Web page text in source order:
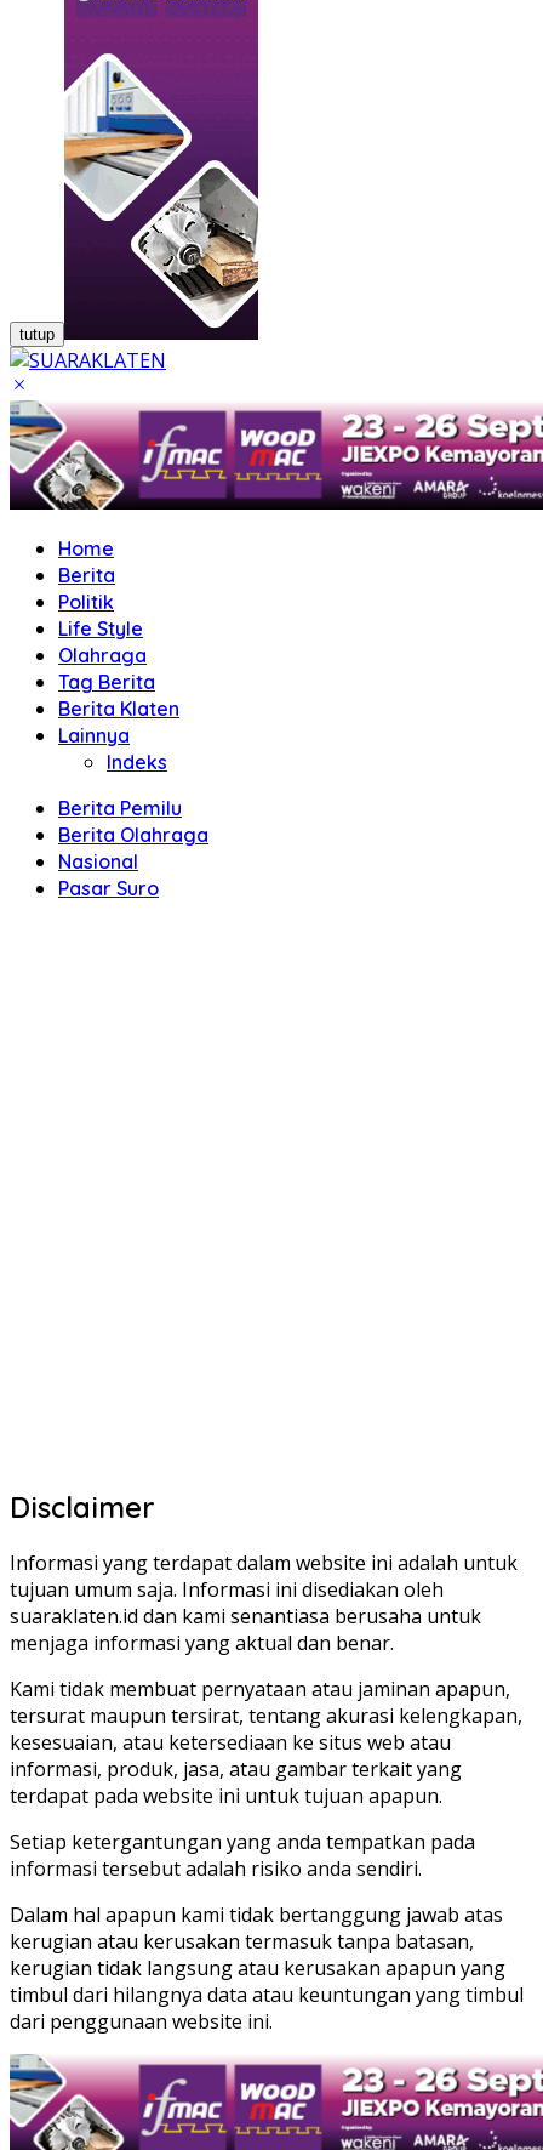
tutup
Home
Berita
Politik
Life Style
Olahraga
Tag Berita
Berita Klaten
Lainnya
Indeks
Berita Pemilu
Berita Olahraga
Nasional
Pasar Suro
Disclaimer
Informasi yang terdapat dalam website ini adalah untuk
tujuan umum saja. Informasi ini disediakan oleh
suaraklaten.id dan kami senantiasa berusaha untuk
menjaga informasi yang aktual dan benar.
Kami tidak membuat pernyataan atau jaminan apapun,
tersurat maupun tersirat, tentang akurasi kelengkapan,
kesesuaian, atau ketersediaan ke situs web atau
informasi, produk, jasa, atau gambar terkait yang
terdapat pada website ini untuk tujuan apapun.
Setiap ketergantungan yang anda tempatkan pada
informasi tersebut adalah risiko anda sendiri.
Dalam hal apapun kami tidak bertanggung jawab atas
kerugian atau kerusakan termasuk tanpa batasan,
kerugian tidak langsung atau kerusakan apapun yang
timbul dari hilangnya data atau keuntungan yang timbul
dari penggunaan website ini.